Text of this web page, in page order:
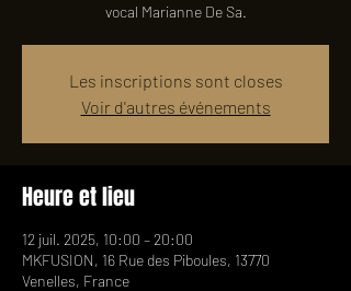
vocal Marianne De Sa.
Les inscriptions sont closes
Voir d'autres événements
Heure et lieu
12 juil. 2025, 10:00 – 20:00
MKFUSION, 16 Rue des Piboules, 13770
Venelles, France